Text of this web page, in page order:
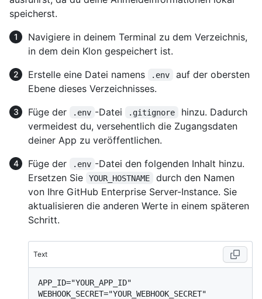
speicherst.
Navigiere in deinem Terminal zu dem Verzeichnis,
in dem dein Klon gespeichert ist.
Erstelle eine Datei namens
.env
auf der obersten
Ebene dieses Verzeichnisses.
Füge der
.env -Datei .gitignore
hinzu. Dadurch
vermeidest du, versehentlich die Zugangsdaten
deiner App zu veröffentlichen.
Füge der
.env -Datei den folgenden Inhalt hinzu.
Ersetzen Sie
YOUR_HOSTNAME
durch den Namen
von Ihre GitHub Enterprise Server-Instance. Sie
aktualisieren die anderen Werte in einem späteren
Schritt.
Text
APP_ID="YOUR_APP_ID"
WEBHOOK_SECRET="YOUR_WEBHOOK_SECRET"